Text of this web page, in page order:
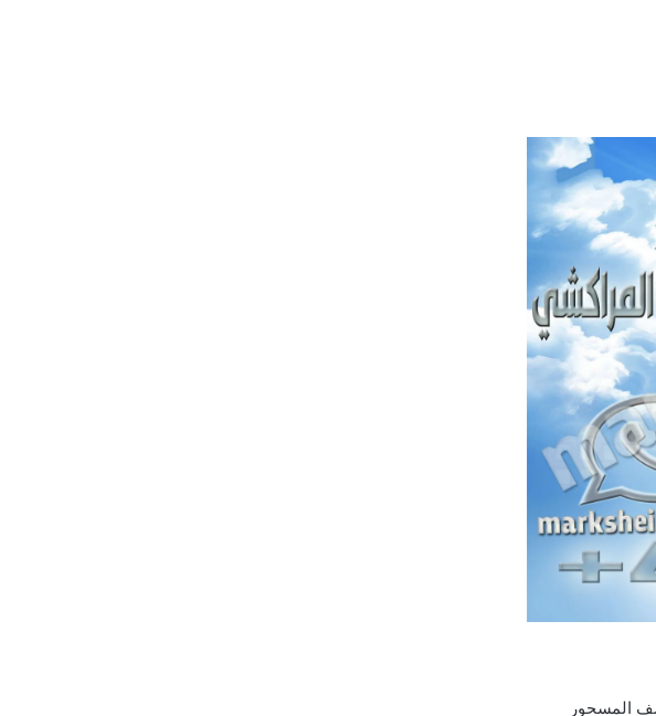
المسحور